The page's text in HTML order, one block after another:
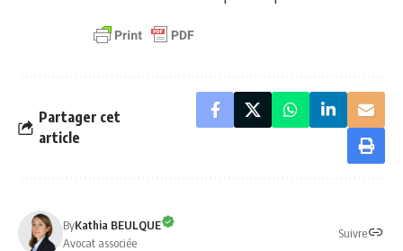
Partager cet
article
ByKathia BEULQUE
Avocat associée
Suivre